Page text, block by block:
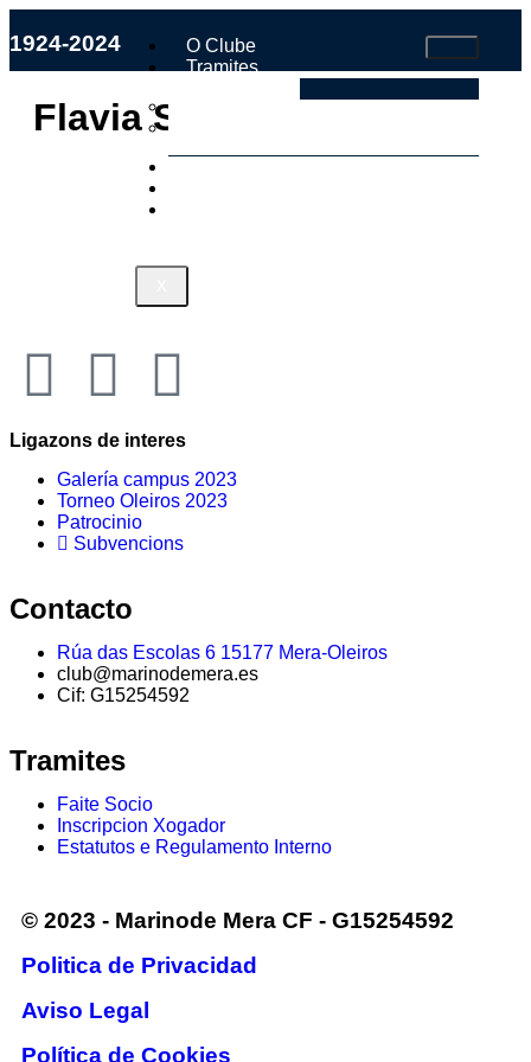
1924-2024
O Clube
Tramites
Flavia SD
Ligazons de interes
Galería campus 2023
Torneo Oleiros 2023
Patrocinio
Subvencions
Contacto
Rúa das Escolas 6 15177 Mera-Oleiros
club@marinodemera.es
Cif: G15254592
Tramites
Faite Socio
Inscripcion Xogador
Estatutos e Regulamento Interno
© 2023 - Marinode Mera CF - G15254592
Politica de Privacidad
Aviso Legal
Política de Cookies